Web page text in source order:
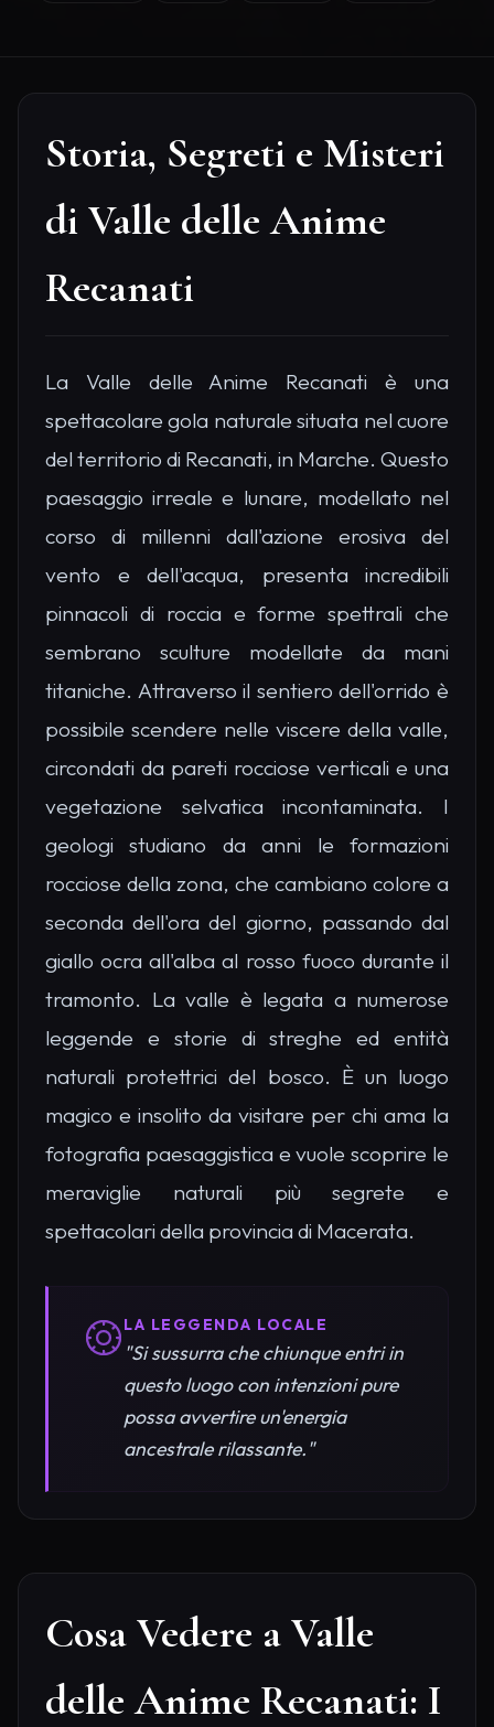
Storia, Segreti e Misteri
di Valle delle Anime
Recanati
La Valle delle Anime Recanati è una
spettacolare gola naturale situata nel cuore
del territorio di Recanati, in Marche. Questo
paesaggio irreale e lunare, modellato nel
corso di millenni dall'azione erosiva del
vento e dell'acqua, presenta incredibili
pinnacoli di roccia e forme spettrali che
sembrano sculture modellate da mani
titaniche. Attraverso il sentiero dell'orrido è
possibile scendere nelle viscere della valle,
circondati da pareti rocciose verticali e una
vegetazione selvatica incontaminata. I
geologi studiano da anni le formazioni
rocciose della zona, che cambiano colore a
seconda dell'ora del giorno, passando dal
giallo ocra all'alba al rosso fuoco durante il
tramonto. La valle è legata a numerose
leggende e storie di streghe ed entità
naturali protettrici del bosco. È un luogo
magico e insolito da visitare per chi ama la
fotografia paesaggistica e vuole scoprire le
meraviglie naturali più segrete e
spettacolari della provincia di Macerata.
LA LEGGENDA LOCALE
"Si sussurra che chiunque entri in
questo luogo con intenzioni pure
possa avvertire un'energia
ancestrale rilassante."
Cosa Vedere a Valle
delle Anime Recanati: I